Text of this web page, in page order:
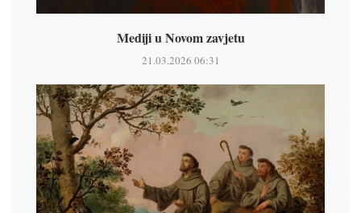
Mediji u Novom zavjetu
21.03.2026 06:31